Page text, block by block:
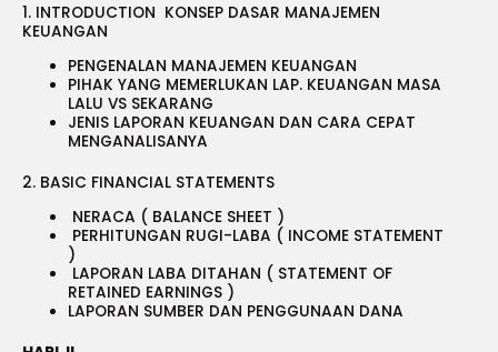
1. INTRODUCTION KONSEP DASAR MANAJEMEN
KEUANGAN
PENGENALAN MANAJEMEN KEUANGAN
PIHAK YANG MEMERLUKAN LAP. KEUANGAN MASA
LALU VS SEKARANG
JENIS LAPORAN KEUANGAN DAN CARA CEPAT
MENGANALISANYA
2. BASIC FINANCIAL STATEMENTS
NERACA ( BALANCE SHEET )
PERHITUNGAN RUGI-LABA ( INCOME STATEMENT
)
LAPORAN LABA DITAHAN ( STATEMENT OF
RETAINED EARNINGS )
LAPORAN SUMBER DAN PENGGUNAAN DANA